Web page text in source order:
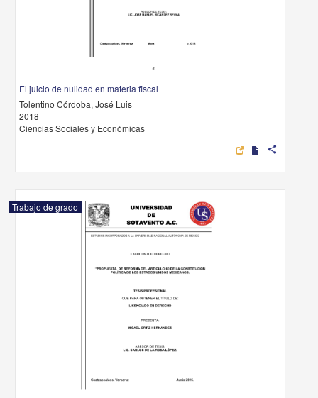
El juicio de nulidad en materia fiscal
Tolentino Córdoba, José Luis
2018
Ciencias Sociales y Económicas
share
Trabajo de grado